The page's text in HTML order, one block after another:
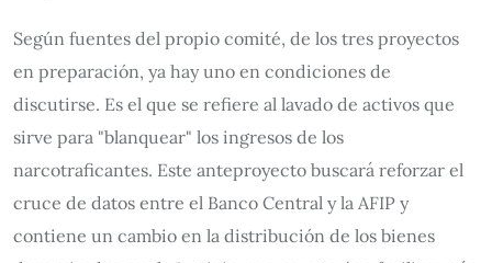
Según fuentes del propio comité, de los tres proyectos
en preparación, ya hay uno en condiciones de
discutirse. Es el que se refiere al lavado de activos que
sirve para "blanquear" los ingresos de los
narcotraficantes. Este anteproyecto buscará reforzar el
cruce de datos entre el Banco Central y la AFIP y
contiene un cambio en la distribución de los bienes